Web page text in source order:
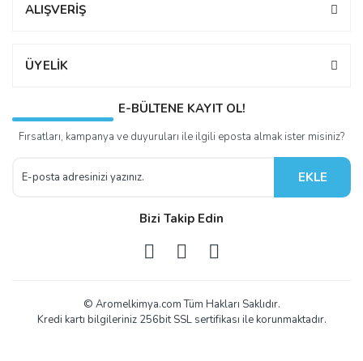
ALIŞVERİŞ
ÜYELİK
E-BÜLTENE KAYIT OL!
Fırsatları, kampanya ve duyuruları ile ilgili eposta almak ister misiniz?
EKLE
Bizi Takip Edin
© Aromelkimya.com Tüm Hakları Saklıdır.
Kredi kartı bilgileriniz 256bit SSL sertifikası ile korunmaktadır.